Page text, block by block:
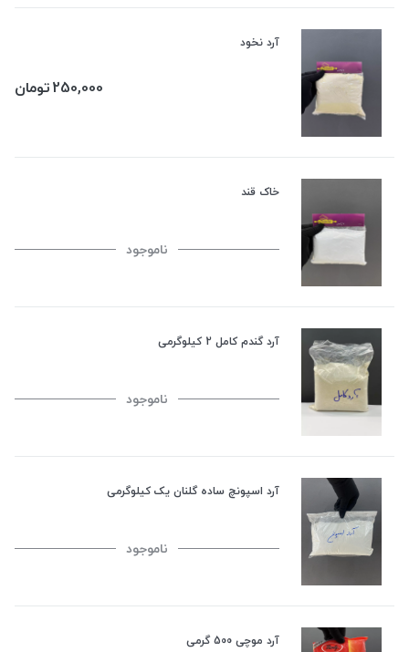
آرد نخود
250,000تومان
خاک قند
ناموجود
آرد گندم کامل 2 کیلوگرمی
ناموجود
آرد اسپونچ ساده گلنان یک کیلوگرمی
ناموجود
آرد موچی 500 گرمی